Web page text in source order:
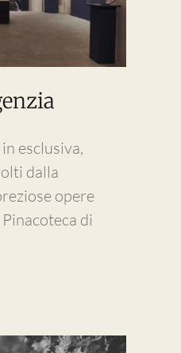
esclusiva,
dalla
opere
di